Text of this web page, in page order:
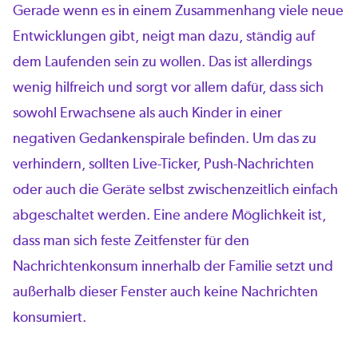
Gerade wenn es in einem Zusammenhang viele neue
Entwicklungen gibt, neigt man dazu, ständig auf
dem Laufenden sein zu wollen. Das ist allerdings
wenig hilfreich und sorgt vor allem dafür, dass sich
sowohl Erwachsene als auch Kinder in einer
negativen Gedankenspirale befinden. Um das zu
verhindern, sollten Live-Ticker, Push-Nachrichten
oder auch die Geräte selbst zwischenzeitlich einfach
abgeschaltet werden. Eine andere Möglichkeit ist,
dass man sich feste Zeitfenster für den
Nachrichtenkonsum innerhalb der Familie setzt und
außerhalb dieser Fenster auch keine Nachrichten
konsumiert.